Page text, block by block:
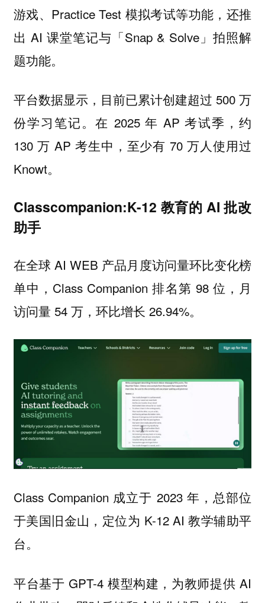
游戏、Practice Test 模拟考试等功能，还推
出 AI 课堂笔记与「Snap & Solve」拍照解
题功能。
平台数据显示，目前已累计创建超过 500 万
份学习笔记。在 2025 年 AP 考试季，约
130 万 AP 考生中，至少有 70 万人使用过
Knowt。
Classcompanion:K-12 教育的 AI 批改
助手
在全球 AI WEB 产品月度访问量环比变化榜
单中，Class Companion 排名第 98 位，月
访问量 54 万，环比增长 26.94%。
Class Companion 成立于 2023 年，总部位
于美国旧金山，定位为 K-12 AI 教学辅助平
台。
平台基于 GPT-4 模型构建，为教师提供 AI